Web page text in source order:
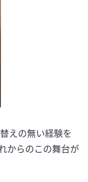
えの無い経験を
からのこの舞台が